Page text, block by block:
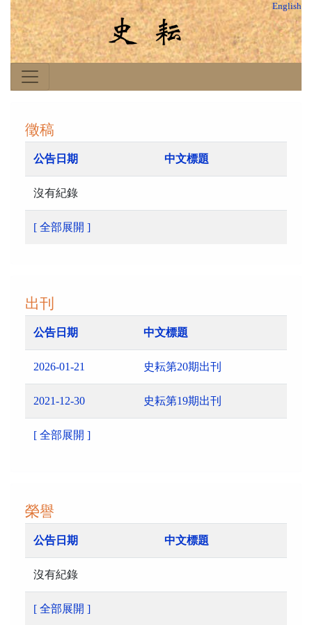
English
徵稿
公告日期 中文標題
沒有紀錄
[ 全部展開 ]
出刊
公告日期 中文標題
2026-01-21 史耘第20期出刊
2021-12-30 史耘第19期出刊
[ 全部展開 ]
榮譽
公告日期 中文標題
沒有紀錄
[ 全部展開 ]